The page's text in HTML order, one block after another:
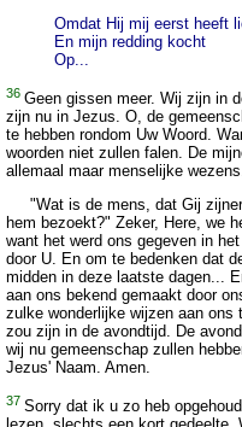
Omdat Hij mij eerst heeft
En mijn redding kocht
Op...
36 Geen gissen meer. Wij zijn in
zijn nu in Jezus. O, de
te hebben rondom Uw Woord.
woorden niet zullen falen. De
allemaal maar menselijke
"Wat is de mens, dat Gij zijner
hem bezoekt?" Zeker, Here, we
want het werd ons gegeven in
door U. En om te bedenken dat
midden in deze laatste dagen...
aan ons bekend gemaakt door
zulke wonderlijke wijzen aan
zou zijn in de avondtijd. De
wij nu gemeenschap zullen
Jezus' Naam. Amen.
37 Sorry dat ik u zo heb